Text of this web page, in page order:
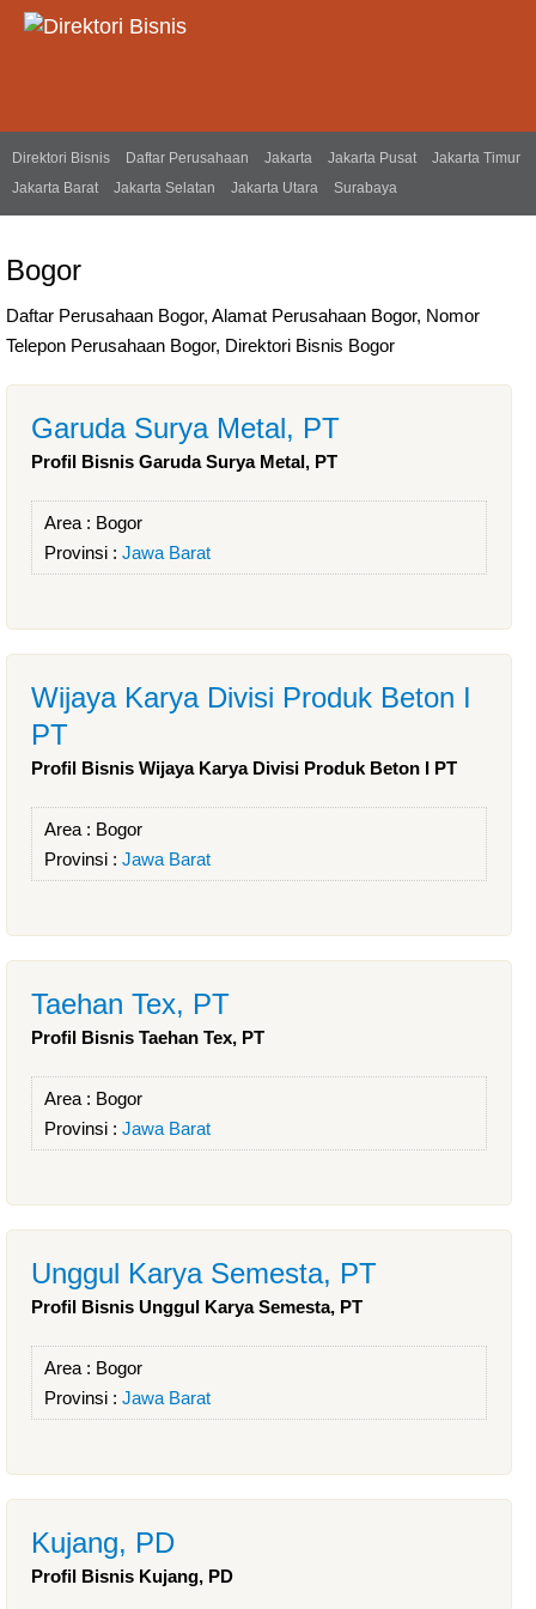
Direktori Bisnis Daftar Perusahaan Jakarta Jakarta Pusat
Jakarta Timur
Jakarta Barat
Jakarta Selatan Jakarta Utara Surabaya
Bogor
Daftar Perusahaan Bogor, Alamat Perusahaan Bogor, Nomor
Telepon Perusahaan Bogor, Direktori Bisnis Bogor
Garuda Surya Metal, PT
Profil Bisnis Garuda Surya Metal, PT
Area : Bogor
Provinsi : Jawa Barat
Wijaya Karya Divisi Produk Beton I
PT
Profil Bisnis Wijaya Karya Divisi Produk Beton I PT
Area : Bogor
Provinsi : Jawa Barat
Taehan Tex, PT
Profil Bisnis Taehan Tex, PT
Area : Bogor
Provinsi : Jawa Barat
Unggul Karya Semesta, PT
Profil Bisnis Unggul Karya Semesta, PT
Area : Bogor
Provinsi : Jawa Barat
Kujang, PD
Profil Bisnis Kujang, PD